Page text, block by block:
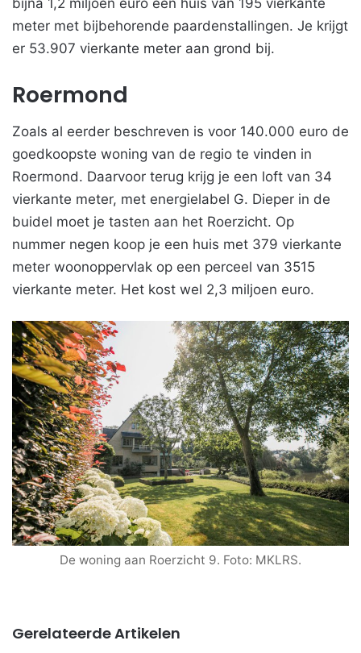
meter met bijbehorende paardenstallingen. Je krijgt
er 53.907 vierkante meter aan grond bij.
Roermond
Zoals al eerder beschreven is voor 140.000 euro de
goedkoopste woning van de regio te vinden in
Roermond. Daarvoor terug krijg je een loft van 34
vierkante meter, met energielabel G. Dieper in de
buidel moet je tasten aan het Roerzicht. Op
nummer negen koop je een huis met 379 vierkante
meter woonoppervlak op een perceel van 3515
vierkante meter. Het kost wel 2,3 miljoen euro.
De woning aan Roerzicht 9. Foto: MKLRS.
Gerelateerde Artikelen